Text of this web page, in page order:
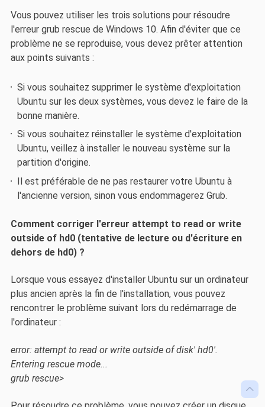

Vous pouvez utiliser les trois solutions pour résoudre
l'erreur grub rescue de Windows 10. Afin d'éviter que ce
problème ne se reproduise, vous devez prêter attention
aux points suivants :
Si vous souhaitez supprimer le système d'exploitation
Ubuntu sur les deux systèmes, vous devez le faire de la
bonne manière.
Si vous souhaitez réinstaller le système d'exploitation
Ubuntu, veillez à installer le nouveau système sur la
partition d'origine.
Il est préférable de ne pas restaurer votre Ubuntu à
l'ancienne version, sinon vous endommagerez Grub.
Comment corriger l'erreur attempt to read or write
outside of hd0 (tentative de lecture ou d'écriture en
dehors de hd0) ?
Lorsque vous essayez d'installer Ubuntu sur un ordinateur
plus ancien après la fin de l'installation, vous pouvez
rencontrer le problème suivant lors du redémarrage de
l'ordinateur :
error: attempt to read or write outside of disk' hd0'.
Entering rescue mode...
grub rescue>